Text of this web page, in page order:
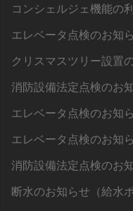
コンシェルジェ機能の
エレベータ点検のお知
クリスマスツリー設置
消防設備法定点検のお
エレベータ点検のお知
エレベータ点検のお知
消防設備法定点検のお
断水のお知らせ（給水